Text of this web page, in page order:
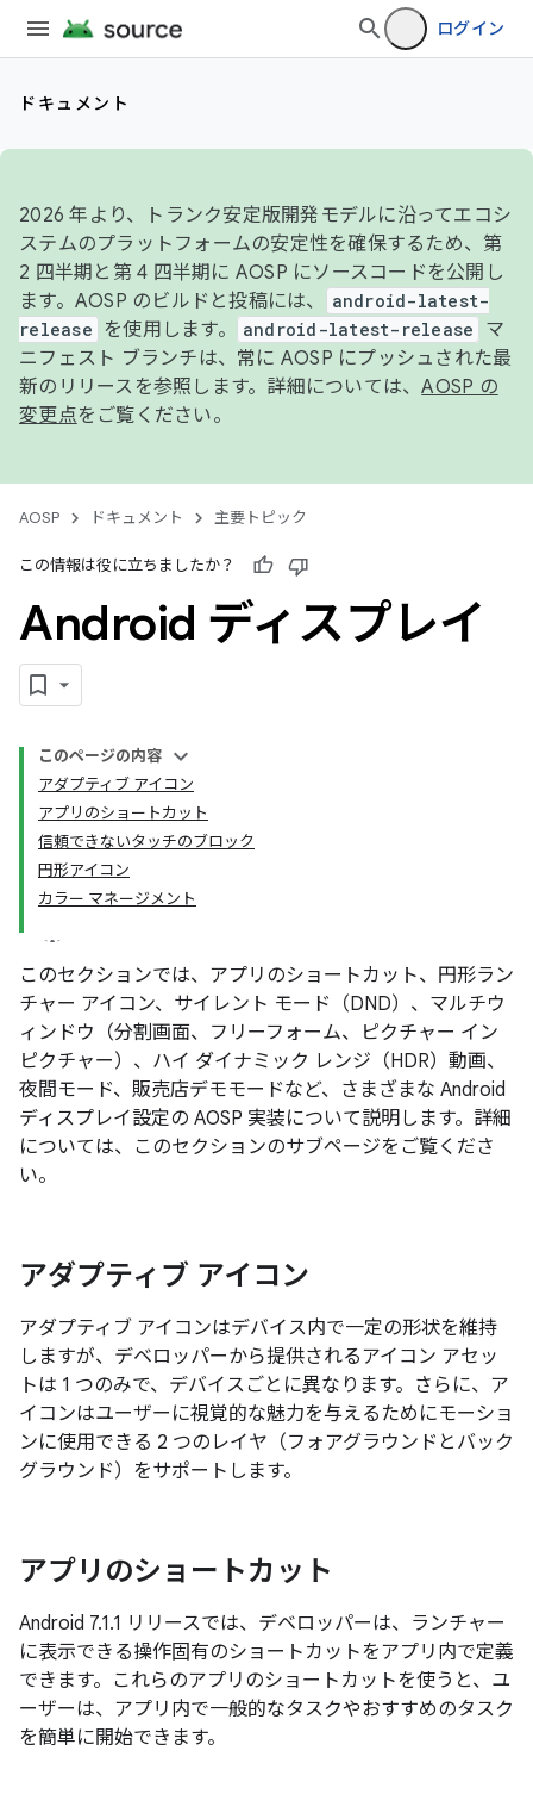
ログイン
ドキュメント
2026 年より、トランク安定版開発モデルに沿ってエコシ
ステムのプラットフォームの安定性を確保するため、第
2 四半期と第 4 四半期に AOSP にソースコードを公開し
ます。AOSP のビルドと投稿には、
android-latest-
release
を使用します。 android-latest-release
マ
ニフェスト ブランチは、常に AOSP にプッシュされた最
新のリリースを参照します。詳細については、AOSP の
変更点をご覧ください。
AOSP ドキュメント 主要トピック
この情報は役に立ちましたか？
Android ディスプレイ
このページの内容
アダプティブ アイコン
アプリのショートカット
信頼できないタッチのブロック
円形アイコン
カラー マネージメント
このセクションでは、アプリのショートカット、円形ラン
チャー アイコン、サイレント モード（DND）、マルチウ
ィンドウ（分割画面、フリーフォーム、ピクチャー イン
ピクチャー）、ハイ ダイナミック レンジ（HDR）動画、
夜間モード、販売店デモモードなど、さまざまな Android
ディスプレイ設定の AOSP 実装について説明します。詳細
については、このセクションのサブページをご覧くださ
い。
アダプティブ アイコン
アダプティブ アイコンはデバイス内で一定の形状を維持
しますが、デベロッパーから提供されるアイコン アセッ
トは 1 つのみで、デバイスごとに異なります。さらに、ア
イコンはユーザーに視覚的な魅力を与えるためにモーショ
ンに使用できる 2 つのレイヤ（フォアグラウンドとバック
グラウンド）をサポートします。
アプリのショートカット
Android 7.1.1 リリースでは、デベロッパーは、ランチャー
に表示できる操作固有のショートカットをアプリ内で定義
できます。これらのアプリのショートカットを使うと、ユ
ーザーは、アプリ内で一般的なタスクやおすすめのタスク
を簡単に開始できます。